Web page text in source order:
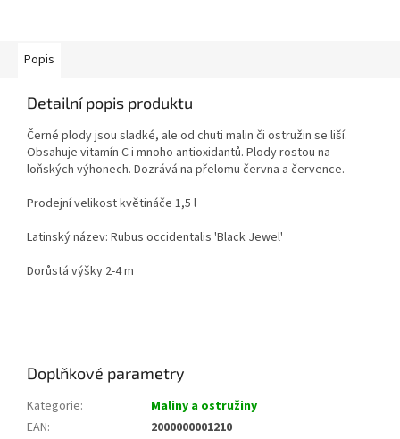
Popis
Detailní popis produktu
Černé plody jsou sladké, ale od chuti malin či ostružin se liší.
Obsahuje vitamín C i mnoho antioxidantů. Plody rostou na
loňských výhonech. Dozrává na přelomu června a července.
Prodejní velikost květináče 1,5 l
Latinský název: Rubus occidentalis 'Black Jewel'
Dorůstá výšky 2-4 m
Doplňkové parametry
Kategorie:
Maliny a ostružiny
EAN:
2000000001210